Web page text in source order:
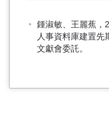
鍾淑敏、王麗蕉，
人事資料庫建置
文獻會委託。